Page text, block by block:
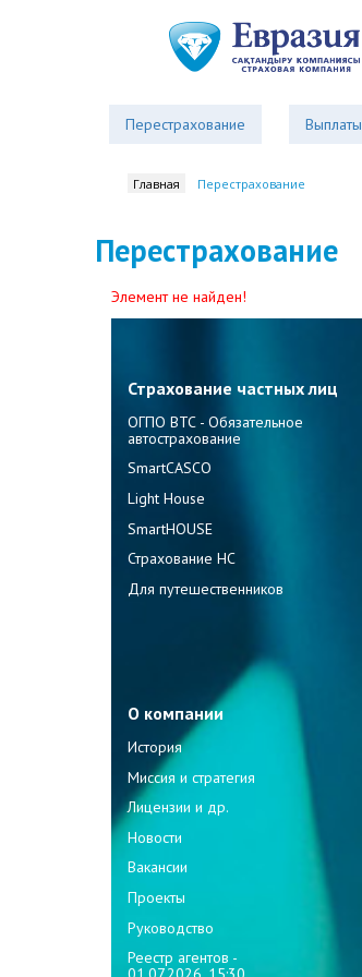
Перестрахование Выплаты
Главная Перестрахование
Перестрахование
Элемент не найден!
Страхование частных лиц
ОГПО ВТС - Обязательное
автострахование
SmartCASCO
Light House
SmartHOUSE
Страхование НС
Для путешественников
О компании
История
Миссия и стратегия
Лицензии и др.
Новости
Вакансии
Проекты
Руководство
Реестр агентов -